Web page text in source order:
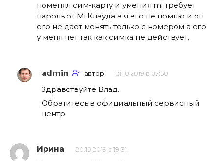
поменял сим-карту и умения mi требует
пароль от Mi Клауда а я его не помню и он
его не даёт менять только с номером а его
у меня нет так как симка не действует.
admin автор 21.10.2019 в 07:50
Здравствуйте Влад.
Обратитесь в официальный сервисный
центр.
Ирина 20.10.2019 в 19:31